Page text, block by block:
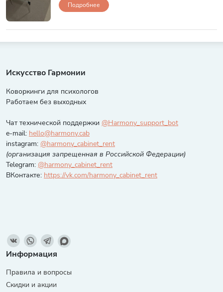
Подробнее
Искусство Гармонии
Коворкинги для психологов
Работаем без выходных
Чат технической поддержки @Harmony_support_bot
e-mail: hello@harmony.cab
instagram: @harmony_cabinet_rent
(организация запрещенная в Российской Федерации)
Telegram: @harmony_cabinet_rent
ВКонтакте: https://vk.com/harmony_cabinet_rent
Информация
Правила и вопросы
Скидки и акции